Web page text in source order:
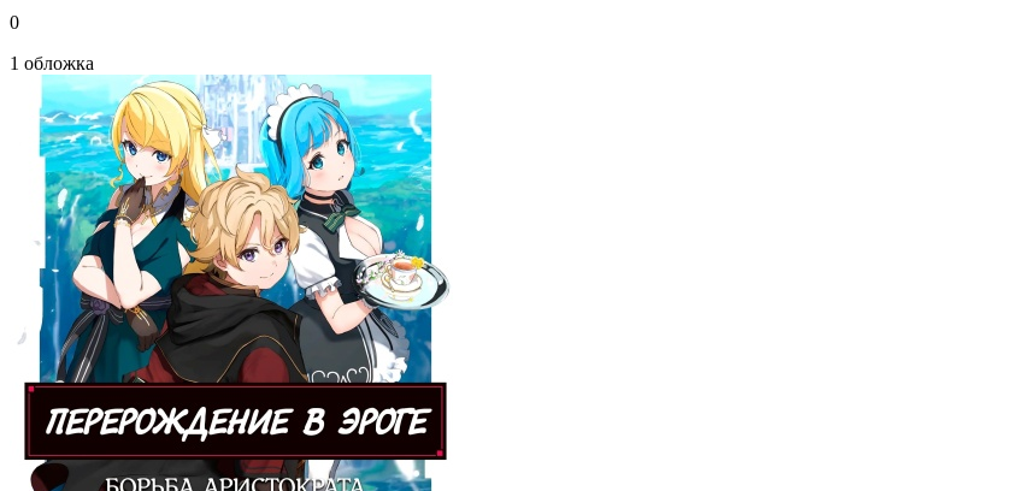
0
1 обложка